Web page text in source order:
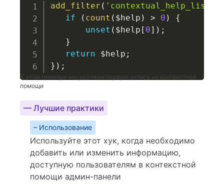
add_filter ( 'contextual_help_list'
if
( count ( $help ) > 0 )
{
unset ( $help [ 0] ) ;
}
return
$help ;
} ) ;
В этом примере мы удаляем первую запись из контекстной
помощи
— Лучшие практики
– Использование
Используйте этот хук, когда необходимо
добавить или изменить информацию,
доступную пользователям в контекстной
помощи админ-панели